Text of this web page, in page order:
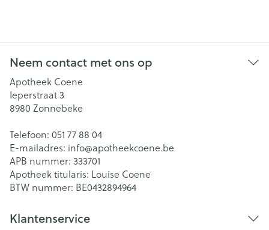
Neem contact met ons op
Apotheek Coene
Ieperstraat 3
8980 Zonnebeke
Telefoon: 051 77 88 04
E-mailadres: info@apotheekcoene.be
APB nummer: 333701
Apotheek titularis: Louise Coene
BTW nummer: BE0432894964
Klantenservice